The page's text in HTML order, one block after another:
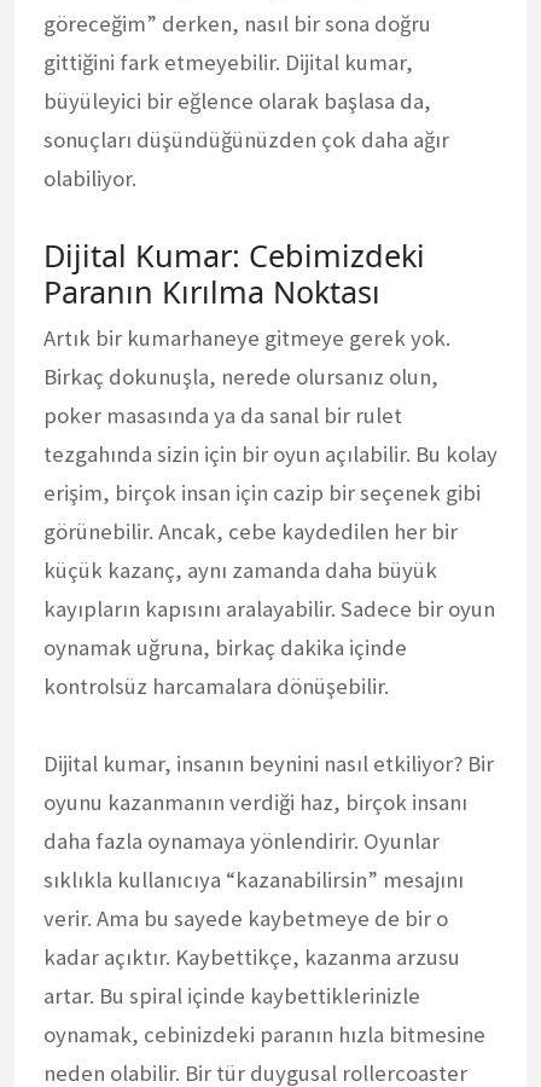
göreceğim” derken, nasıl bir sona doğru
gittiğini fark etmeyebilir. Dijital kumar,
büyüleyici bir eğlence olarak başlasa da,
sonuçları düşündüğünüzden çok daha ağır
olabiliyor.
Dijital Kumar: Cebimizdeki
Paranın Kırılma Noktası
Artık bir kumarhaneye gitmeye gerek yok.
Birkaç dokunuşla, nerede olursanız olun,
poker masasında ya da sanal bir rulet
tezgahında sizin için bir oyun açılabilir. Bu kolay
erişim, birçok insan için cazip bir seçenek gibi
görünebilir. Ancak, cebe kaydedilen her bir
küçük kazanç, aynı zamanda daha büyük
kayıpların kapısını aralayabilir. Sadece bir oyun
oynamak uğruna, birkaç dakika içinde
kontrolsüz harcamalara dönüşebilir.
Dijital kumar, insanın beynini nasıl etkiliyor? Bir
oyunu kazanmanın verdiği haz, birçok insanı
daha fazla oynamaya yönlendirir. Oyunlar
sıklıkla kullanıcıya “kazanabilirsin” mesajını
verir. Ama bu sayede kaybetmeye de bir o
kadar açıktır. Kaybettikçe, kazanma arzusu
artar. Bu spiral içinde kaybettiklerinizle
oynamak, cebinizdeki paranın hızla bitmesine
neden olabilir. Bir tür duygusal rollercoaster